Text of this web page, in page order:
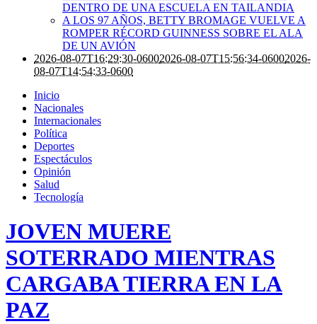
DENTRO DE UNA ESCUELA EN TAILANDIA
A LOS 97 AÑOS, BETTY BROMAGE VUELVE A
ROMPER RÉCORD GUINNESS SOBRE EL ALA
DE UN AVIÓN
2026-08-07T16:29:30-06002026-08-07T15:56:34-06002026-
08-07T14:54:33-0600
Inicio
Nacionales
Internacionales
Política
Deportes
Espectáculos
Opinión
Salud
Tecnología
JOVEN MUERE
SOTERRADO MIENTRAS
CARGABA TIERRA EN LA
PAZ